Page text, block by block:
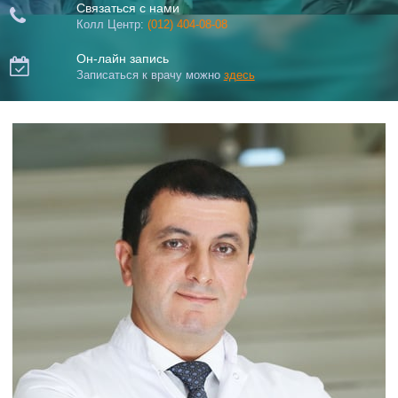
 Связаться с нами
Колл Центр: (012) 404-08-08
 Он-лайн запись
Записаться к врачу можно здесь